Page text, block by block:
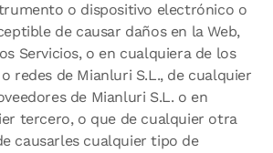
o dispositivo electrónico o
de causar daños en la Web,
Servicios, o en cualquiera de los
redes de Mianluri S.L., de cualquier
de Mianluri S.L. o en
tercero, o que de cualquier otra
causarles cualquier tipo de